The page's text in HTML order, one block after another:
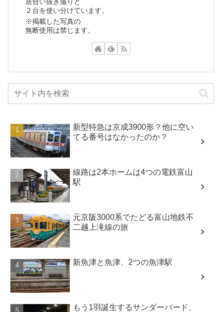
２台を使い分けています。
※掲載した写真の
無断使用は禁じます。
新型特急は京成3900形？他に空い
てる番号はなかったのか？
線路は2本ホームは4つの電鉄富山
駅
元京阪3000系でたどる富山地鉄不
二越上滝線の旅
新魚津と魚津、2つの魚津駅
もう1羽誕生するサンダーバード、